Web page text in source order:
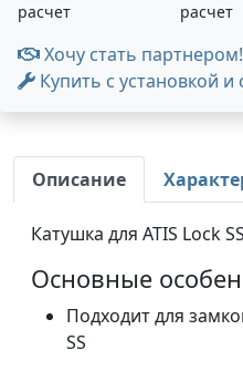
расчет
расчет
Хочу стать партнером!
Купить с установкой и
Описание
Катушка для ATIS Lock
Основные
Подходит для
SS